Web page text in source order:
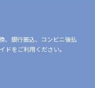
、銀行振込、コンビニ後払
ドをご利用ください。